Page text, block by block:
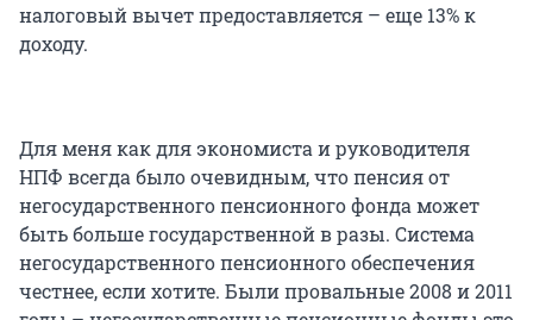
налоговый вычет предоставляется – еще 13% к
доходу.
Для меня как для экономиста и руководителя
НПФ всегда было очевидным, что пенсия от
негосударственного пенсионного фонда может
быть больше государственной в разы. Система
негосударственного пенсионного обеспечения
честнее, если хотите. Были провальные 2008 и 2011